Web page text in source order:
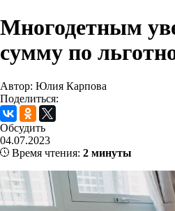
Многодетным
сумму по
Автор: Юлия Карпова
Поделиться:
Обсудить
04.07.2023
Время чтения: 2 минуты